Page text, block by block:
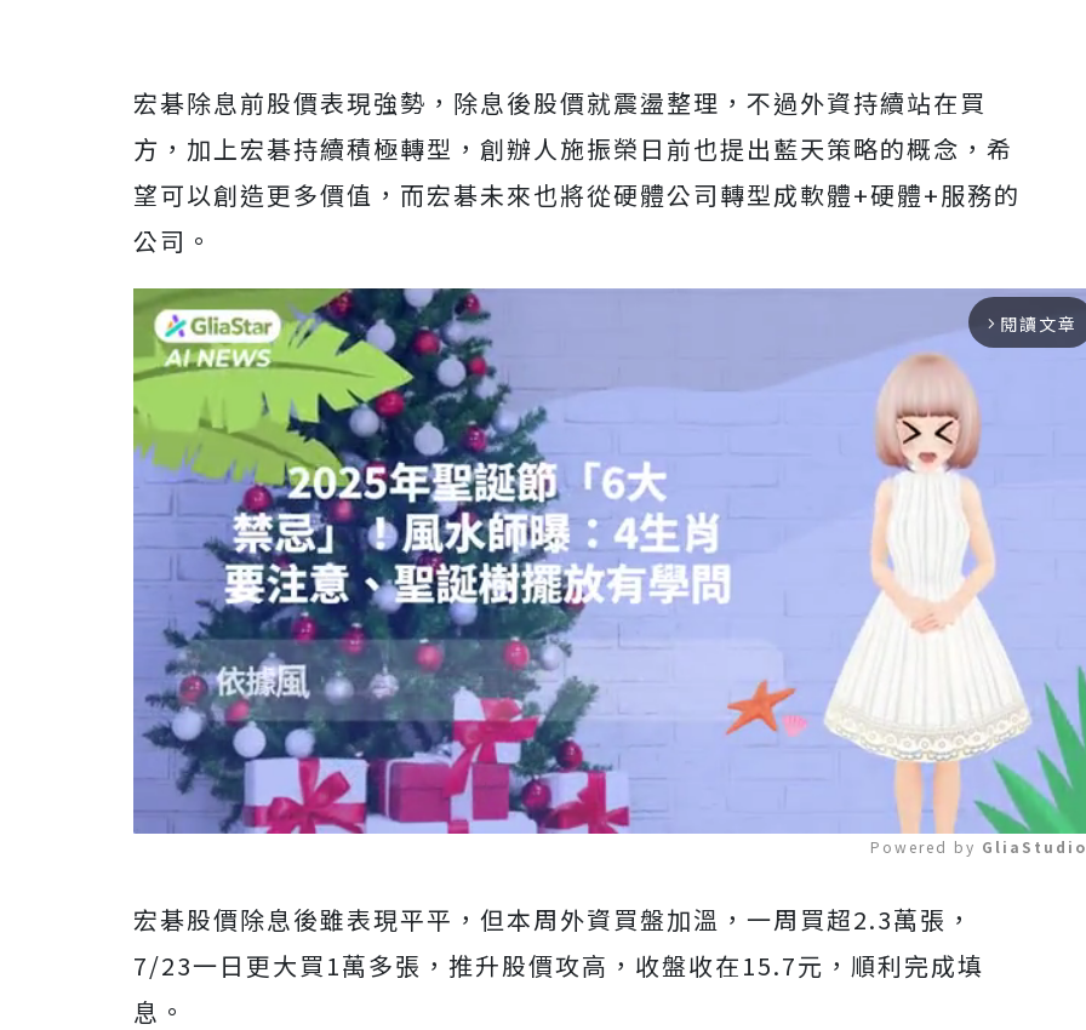
宏碁除息前股價表現強勢，除息後股價就震盪整理，不過外資持續站在買
方，加上宏碁持續積極轉型，創辦人施振榮日前也提出藍天策略的概念，希
望可以創造更多價值，而宏碁未來也將從硬體公司轉型成軟體+硬體+服務的
公司。
arrow_forward_ios 閱讀文章
Powered by
宏碁股價除息後雖表現平平，但本周外資買盤加溫，一周買超2.3萬張，
7/23一日更大買1萬多張，推升股價攻高，收盤收在15.7元，順利完成填
息。